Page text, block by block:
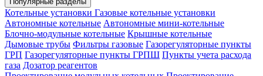
Котельные установки Газовые котельные установки
Автономные котельные Автономные мини-котельные
Блочно-модульные котельные Крышные котельные
Дымовые трубы Фильтры газовые Газорегуляторные пункты
ГРП Газорегуляторные пункты ГРПШ Пункты учета расхода
газа Дозатор реагентов